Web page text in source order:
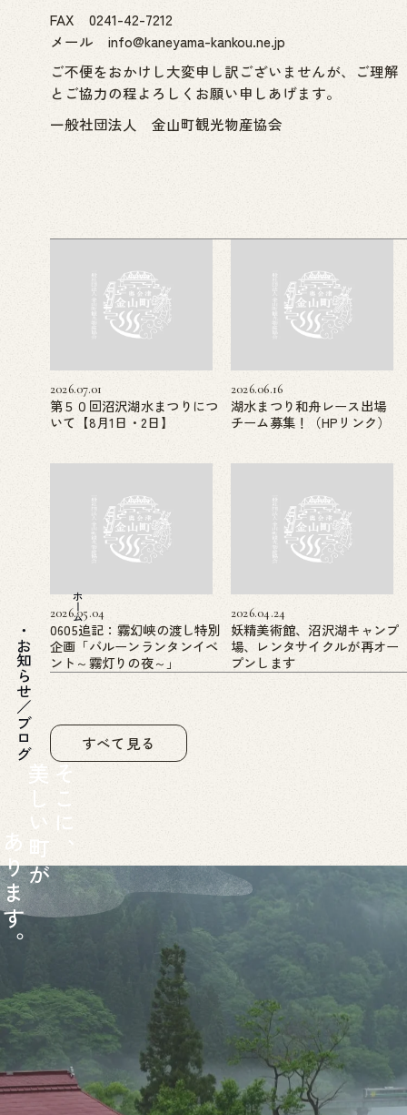
FAX 0241-42-7212
メール info@kaneyama-kankou.ne.jp
ご不便をおかけし大変申し訳ございませんが、ご理解
とご協力の程よろしくお願い申しあげます。
一般社団法人 金山町観光物産協会
2026.07.01
第５０回沼沢湖水まつりにつ
いて【8月1日・2日】
2026.06.16
湖水まつり和舟レース出場
チーム募集！（HPリンク）
2026.05.04
0605追記：霧幻峡の渡し特別
企画「バルーンランタンイベ
ント～霧灯りの夜～」
2026.04.24
妖精美術館、沼沢湖キャンプ
場、レンタサイクルが再オー
プンします
すべて見る
ホーム
お知らせ／ブログ
そ
こ
に
、
美
し
い
町
が